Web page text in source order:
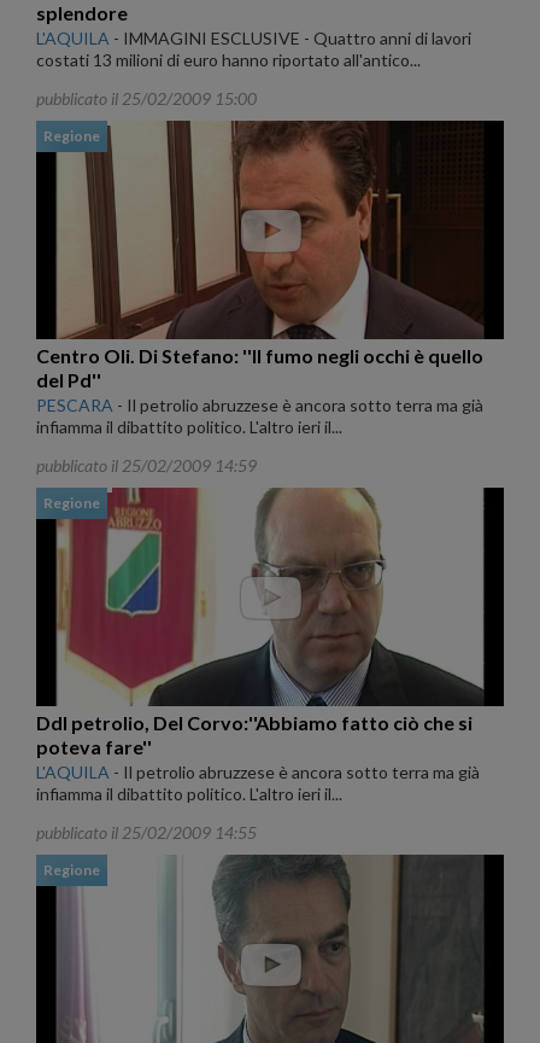
splendore
L'AQUILA - IMMAGINI ESCLUSIVE - Quattro anni di lavori
costati 13 milioni di euro hanno riportato all'antico...
pubblicato il 25/02/2009 15:00
Regione
Centro Oli. Di Stefano: ''Il fumo negli occhi è quello
del Pd''
PESCARA - Il petrolio abruzzese è ancora sotto terra ma già
infiamma il dibattito politico. L'altro ieri il...
pubblicato il 25/02/2009 14:59
Regione
Ddl petrolio, Del Corvo:''Abbiamo fatto ciò che si
poteva fare''
L'AQUILA - Il petrolio abruzzese è ancora sotto terra ma già
infiamma il dibattito politico. L'altro ieri il...
pubblicato il 25/02/2009 14:55
Regione